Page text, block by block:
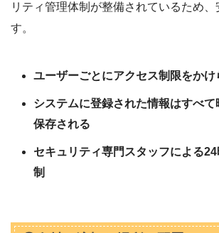
リティ管理体制が整備されているため
す。
ユーザーごとにアクセス制限をかけ
システムに登録された情報はすべて
保存される
セキュリティ専門スタッフによる
制